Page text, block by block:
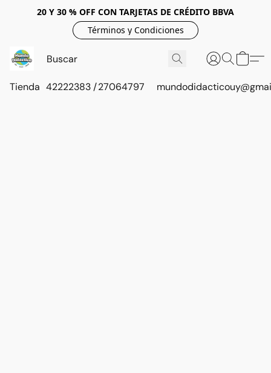
20 Y 30 % OFF CON TARJETAS DE CRÉDITO BBVA
Términos y Condiciones
Tienda 42222383 / 27064797